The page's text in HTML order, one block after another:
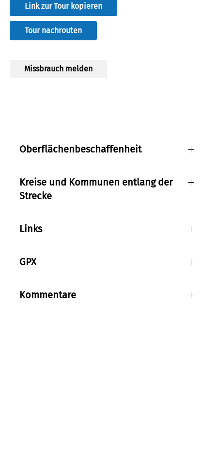
Link zur Tour kopieren
Tour nachrouten
Missbrauch melden
Radlerin
Oberflächenbeschaffenheit
Kreise und Kommunen entlang der
Strecke
Links
GPX
Kommentare